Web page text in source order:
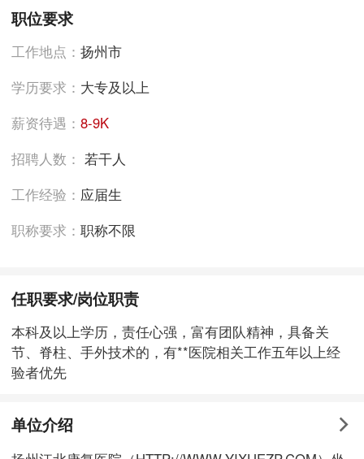
职位要求
工作地点：扬州市
学历要求： 大专及以上
薪资待遇：8-9K
招聘人数：若干人
工作经验： 应届生
职称要求：职称不限
任职要求/岗位职责
本科及以上学历，责任心强，富有团队精神，具备关
节、脊柱、手外技术的，有**医院相关工作五年以上经
验者优先
单位介绍